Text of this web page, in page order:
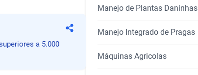
Compartilhar
a 5.000
Manejo de Plantas Daninhas
Manejo Integrado de Pragas
Máquinas Agricolas